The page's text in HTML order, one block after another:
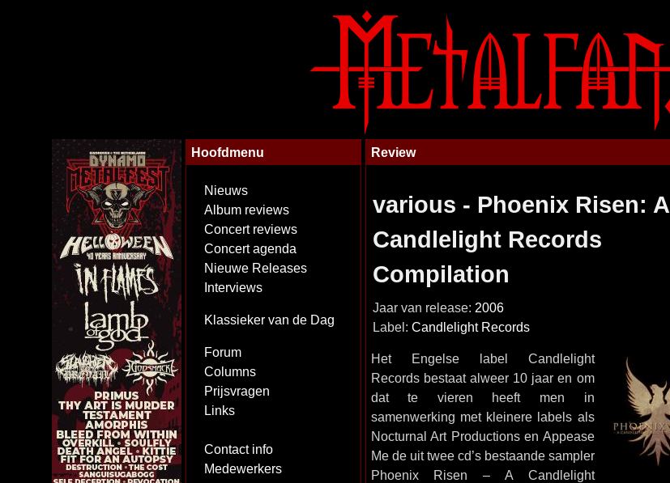
Hoofdmenu
Nieuws
Album reviews
Concert reviews
Concert agenda
Nieuwe Releases
Interviews
Klassieker van de Dag
Forum
Columns
Prijsvragen
Links
Contact info
Medewerkers
Review
various - Phoenix Risen: A
Candlelight Records
Compilation
Jaar van release: 2006
Label: Candlelight Records
Het Engelse label Candlelight
Records bestaat alweer 10 jaar en om
dat te vieren heeft men in
samenwerking met kleinere labels als
Nocturnal Art Productions en Appease
Me de uit twee cd’s bestaande sampler
Phoenix Risen – A Candlelight